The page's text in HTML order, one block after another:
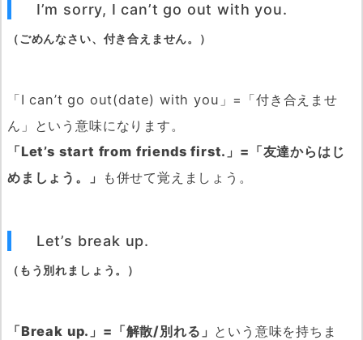
I’m sorry, I can’t go out with you.
（ごめんなさい、付き合えません。）
「I can’t go out(date) with you」=「付き合えませ
ん」という意味になります。
「Let’s start from friends first.」=「友達からはじ
めましょう。」
も併せて覚えましょう。
Let’s break up.
（もう別れましょう。）
「Break up.」=「解散/別れる」 という意味を持ちま